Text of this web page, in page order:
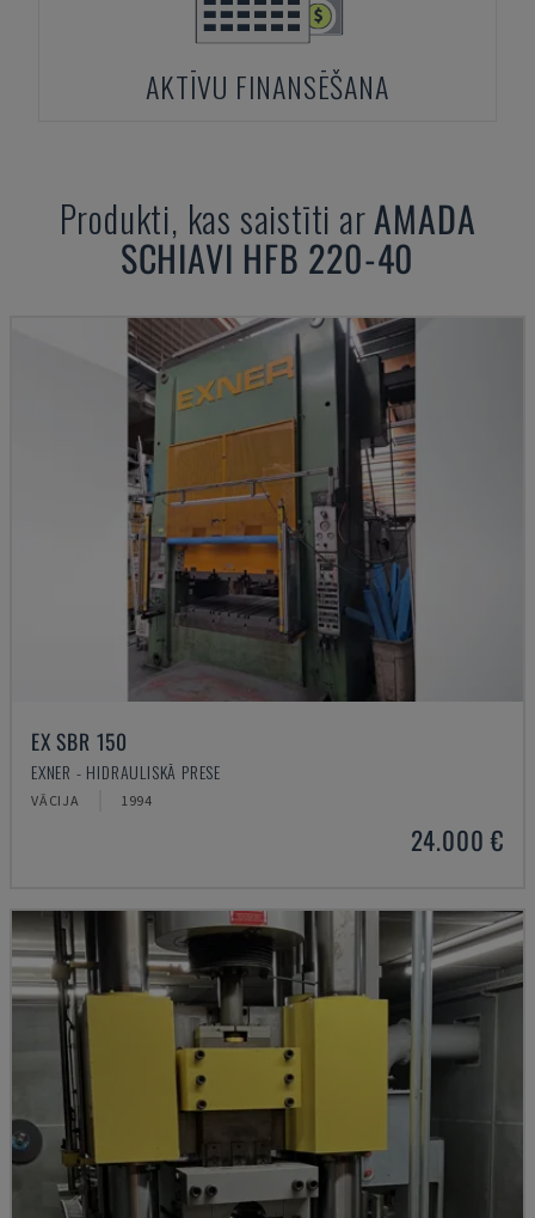
AKTĪVU FINANSĒŠANA
Produkti, kas saistīti arAMADA
SCHIAVI HFB 220-40
EX SBR 150
EXNER - HIDRAULISKĀ PRESE
VĀCIJA 1994
24.000 €